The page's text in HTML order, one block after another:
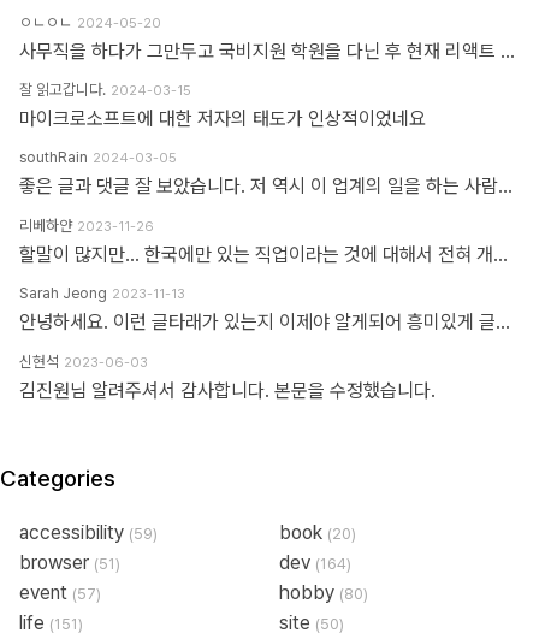
ㅇㄴㅇㄴ 2024-05-20
사무직을 하다가 그만두고 국비지원 학원을 다닌 후 현재 리액트 개발자로 일하고 있습니다 다행인지 불행인지(?) 컴퓨터 학원을 간게 아니라 디자인 학원을 가게 되었고 그곳에서는 퍼블리셔와 프론트엔드 개발자의 용어를 혼동해서 사용하였습니다 즉 저는 한동한 "HTML 마크업 + 스타일링 + 약간의 이벤트" 오로지 "사용자가 보고 있는 부분"만 다루는 작업이 "프론트엔드 개발"로 알고 있었습니다 ============> 우리가 흔히 퍼블리셔라고 불리는 영역입니다 하지만 학습할수록 사용자 영역과 소위 백엔드라고 불리는 영역과의 호환이 필요하다는 것을 알게 되었고 그때부터 지금까지 배웠던것과 전혀 다른 역할과 기능들을 학습하게 되었습니다 즉 자바스크립트도 event와 document 부분이 아닌 배열과 객체를 편집하는 것을 배워야 하고 API를 호출해 어떻게 사용자 영역으로 가져와야 하는가 등등 기존 퍼블리셔 역할군과 전혀 다른 것들을 다루게 되었습니다 ============> 이것이 프론트엔드 영역입니다 제가 두 가지 길을 모두 걸어본 바 프론트엔드 개발은 퍼블리셔의 완벽한 상위 호환이고 추구하는 목적도, 기술도 완전히 다릅니다 처음부터 다른 길을 가야하고 생각의 구조도 다르게 가야합니다 그런 의미에서 처음에 퍼블리셔라는 말이 처음에는 편가르기 하는것처럼 싫었지만 지금은 명확하게 길을 제시한다는 관점에서 좋다는 생각을 해봅니다
잘 읽고갑니다. 2024-03-15
마이크로소프트에 대한 저자의 태도가 인상적이었네요
southRain 2024-03-05
좋은 글과 댓글 잘 보았습니다. 저 역시 이 업계의 일을 하는 사람으로써 '웹퍼블리셔' 라는 단어를 만드신 분을 이제 알았네요. 해당 용어를 만들어주셔서 감사합니다. 그 덕에 제 업무에 대한 명확한 기준을 세울 수 있었습니다. 전 이제껏 '웹퍼블리셔' 라는 직무에 부끄러운 적 없었습니다. '웹 퍼블리셔' 라는 직무를 부끄러워 하는 건, 본인이 해당 업무를 제대로 이해하지 못하고 잘 수행하지 못하기 때문이라고 생각해요. 해외와 국내의 개발업무 포지션에 대한 단어가 다를 뿐인데, 유독 국내 개발자들 중에는 굳이 급을 나누는 분들이 많더라구요. 근데 그렇게 급을 나누는 만큼 기본이 되어있는지 의심스러울 때도 많았습니다. 퍼블리셔와 상의없이 css framework 로 화면 대충 만들다가... 디자이너 요청 대로 화면 수정 못하고 대뜸 찾아와서는 수정해달라고 하는 적도 많았고... 만들어 준 화면도 자기 맘대로 이것저것 손대다가 오히려 화면 다 틀어지는 경우도 많이 봤습니다. 이런 걸 보면 오히려 '프론트엔드 개발자' 라고 본인을 지칭하는 분들이 해외와 전혀 다른 개념으로 이해하고 있는 게 아닌가 라는 생각도 들었습니다. 이제는 면역이 되서... 그런 분들 만나면 '그러려니...' 하고 말지만요. ㅎㅎ 각자가 맡은 업무가 있는 거고, 각자의 업무를 서로 존중하는 환경이 필요하다고 생각합니다. 그리고 각자의 자리에서 본인 업무를 충실하면 되지 않을까 싶습니다.
리베하얀 2023-11-26
할말이 많지만... 한국에만 있는 직업이라는 것에 대해서 전혀 개의치도 않고 부끄러워할 이유도 없다고 봅니다. 이 직업군에 대해서 이해라며녀 00년대에 무슨일이 일어났었는지.. 알필요가 있고 국내만의 특수한 환경때문에 만들어진 직업군이고... 근래에 들어 국제화가 되면서 문제시 몇몇분이 문제삼는것 같은데... 본인의 업무 바운더리는 본인이 만드는거지.. 그 단어안에 갇혀서 본인의 수준이나 인식을 만든다고 보지 않습니다. 코더니 UI개발자니, 퍼블리셔니, FE니.. 웹마스터니 풀스택이니 ㅎㅎ 많은 직업군으로 불리우고 있지만 솔직히 본인의 역량에 따라 불리운다고 생각합니다. 당시에 신현석님이 던진 하나의 단어에 여전히 밥먹고 살고 있고, 때때론 자부심도 느낍니다.
Sarah Jeong 2023-11-13
안녕하세요. 이런 글타래가 있는지 이제야 알게되어 흥미있게 글타래를 읽어보았네요. 제가 방금 글타래라고 쓴것처럼, 댓글이라는 단어에도 여러 다른 이름이 존재한다는 것을 우리는 암묵적으로 알고 있을 거라 생각하는데요 EX 1.) 글타래(민 우리말. 인터넷 게시판에서 어떤 게시글과 그에 대한 답신으로 쓰여진 게시글들의 모임. [NAVER 국어사전 글 인용]) = 댓글(게시물 밑에 남길 수 있는 글을 표현한 단어) = 코멘트(영어 코멘트를 한국어로 표현한 단어) = 리플(영어 reple을 한국어로 표현한 단어) = 스레드(thread) EX 2.) Height(사물의 높이, 사람의 키&신장, 키가 높음, 지상으로부터의 고도) 해당 단어는 발음에서 논란이 된적이 있습니다. (설마.. 고인물만 아는 거일지도...T^T..) 미국, 영국 등 주요국가에서는 해당 단어의 발음을 한국어 발음 표현으로 '하이트' or '하잍' 라고 읽으나, 스페인어로 해당 단어는 '헤이트' or '헤잍' 라고 읽습니다. 전 세계적으로 스페인어를 쓰는 인구는 2019년 3월 기준으로 4억 6천만명이며, 영어를 사용하는 인구는 3억 7천만명이라고 구글검색에 나옵니다. EX 3.) 2023년 현재 우리나라에서는 각 세대 별로 쓰는 한 가지 표현에 대한 단어들도 다릅니다. 50대 이상이신 분들은 한자어를 주로 사용하신 세대들이고, 10대 ~ 20대분들은 줄임말 또는 은어를 만들어 주로 사용하고 있습니다. 위의 예시와 같이 한 가지를 가리키는 명사에 여러가지 표현이 존재하고, 모든 사람들이 표준어 하나만 사용하고 있지 않으며, 전라도, 충정도, 경상도 방언이 존재한다는 사실도 암묵적으로 우리는 알고 있다 생각합니다 물론, 표준어처럼 한 가지 표현만 존재하면 다시 한번 확인하는 절차없이 의사소통이 원활할테지만, 우리는 일상속에서도 방언이나 댓글, 줄임말 등의 다른 표현들을 받아들이고 있는 존재들입니다. 만드신 분의 말씀대로 그저 지나온 과거에서는 그 표현이 필요하여 쓰여졌었다고 이해하고 넘어가시면 어떨까하여 주절대며 나불거려보았네요.. PS. 쓰잘데기 없는 제 생각을 읽어주셔서 고맙습니다.. AI도 발전해나가고 있는 마당에 같은 인종끼리 싸우지 맙시다~~~ㅋㅋㅋ
신현석 2023-06-03
김진원님 알려주셔서 감사합니다. 본문을 수정했습니다.
Categories
accessibility (59) book (20)
browser (51) dev (164)
event (57) hobby (80)
life (151) site (50)